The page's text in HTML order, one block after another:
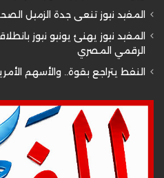
المفيد نيوز تنعى جدة الزميل
المفيد نيوز يهنئ يونيو نيوز
الرقمي المصري
النفط يتراجع بقوة.. والأسهم